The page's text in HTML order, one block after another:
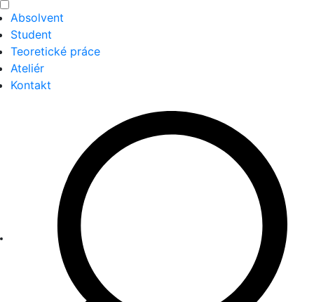
Absolvent
Student
Teoretické práce
Ateliér
Kontakt